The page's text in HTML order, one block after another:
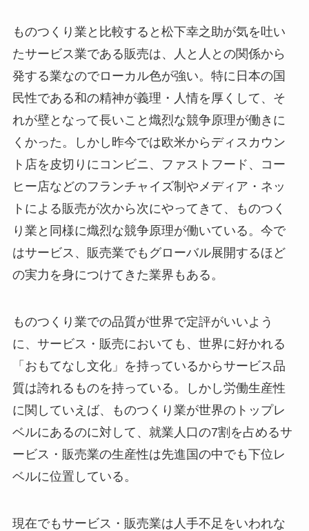
ものつくり業と比較すると松下幸之助が気を吐い
たサービス業である販売は、人と人との関係から
発する業なのでローカル色が強い。特に日本の国
民性である和の精神が義理・人情を厚くして、そ
れが壁となって長いこと熾烈な競争原理が働きに
くかった。しかし昨今では欧米からディスカウン
ト店を皮切りにコンビニ、ファストフード、コー
ヒー店などのフランチャイズ制やメディア・ネッ
トによる販売が次から次にやってきて、ものつく
り業と同様に熾烈な競争原理が働いている。今で
はサービス、販売業でもグローバル展開するほど
の実力を身につけてきた業界もある。
ものつくり業での品質が世界で定評がいいよう
に、サービス・販売においても、世界に好かれる
「おもてなし文化」を持っているからサービス品
質は誇れるものを持っている。しかし労働生産性
に関していえば、ものつくり業が世界のトップレ
ベルにあるのに対して、就業人口の7割を占めるサ
ービス・販売業の生産性は先進国の中でも下位レ
ベルに位置している。
現在でもサービス・販売業は人手不足をいわれな